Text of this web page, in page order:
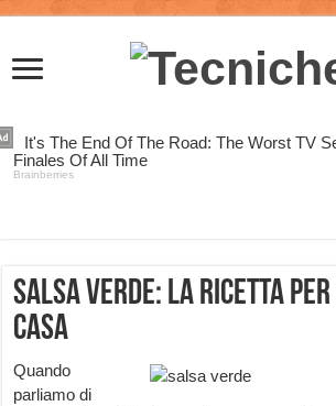
Salsa Verde: la Ricetta
Casa
Quando
parliamo di